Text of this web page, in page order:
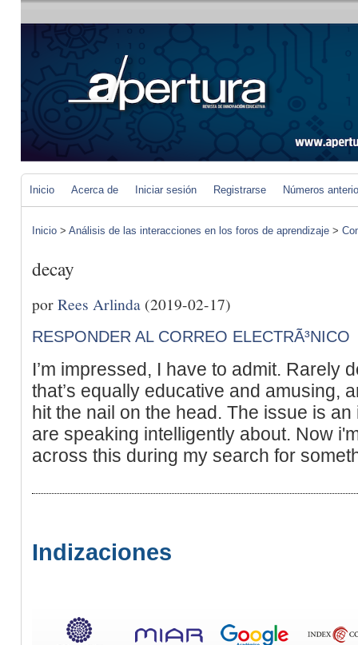
Inicio Acerca de Iniciar sesión Registrarse Números
Inicio > Análisis de las interacciones en los foros de aprendizaje >
decay
porRees Arlinda (2019-02-17)
RESPONDER AL CORREO ELECTRÃ³NICO
I’m impressed, I have to admit. Rarely
that’s equally educative and amusing,
hit the nail on the head. The issue is
are speaking intelligently about. Now
across this during my search for
Indizaciones